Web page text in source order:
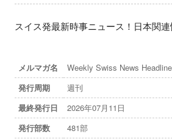
スイス発最新時事ニュース！日本関連
メルマガ名
Weekly Swiss News
発行周期
週刊
最終発行日
2026年07月11日
発行部数
481部